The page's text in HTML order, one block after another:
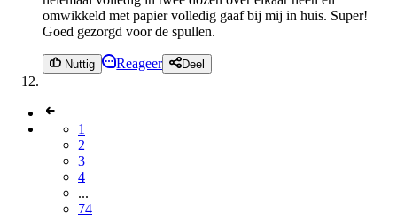
omwikkeld met papier volledig gaaf bij mij in huis. Super!
Goed gezorgd voor de spullen.
Nuttig Reageer Deel
1
2
3
4
...
74